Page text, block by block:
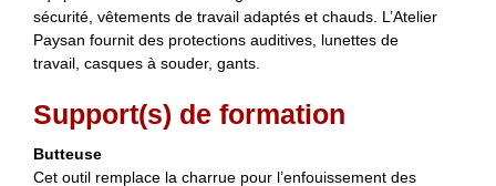
sécurité, vêtements de travail adaptés et chauds. L’Atelier
Paysan fournit des protections auditives, lunettes de
travail, casques à souder, gants.
Support(s) de formation
Butteuse
Cet outil remplace la charrue pour l’enfouissement des